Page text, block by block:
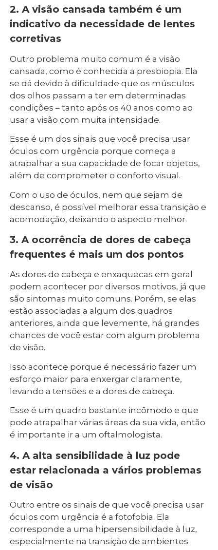
2. A visão cansada também é um
indicativo da necessidade de lentes
corretivas
Outro problema muito comum é a visão
cansada, como é conhecida a presbiopia. Ela
se dá devido à dificuldade que os músculos
dos olhos passam a ter em determinadas
condições – tanto após os 40 anos como ao
usar a visão com muita intensidade.
Esse é um dos sinais que você precisa usar
óculos com urgência porque começa a
atrapalhar a sua capacidade de focar objetos,
além de comprometer o conforto visual.
Com o uso de óculos, nem que sejam de
descanso, é possível melhorar essa transição e
acomodação, deixando o aspecto melhor.
3. A ocorrência de dores de cabeça
frequentes é mais um dos pontos
As dores de cabeça e enxaquecas em geral
podem acontecer por diversos motivos, já que
são sintomas muito comuns. Porém, se elas
estão associadas a algum dos quadros
anteriores, ainda que levemente, há grandes
chances de você estar com algum problema
de visão.
Isso acontece porque é necessário fazer um
esforço maior para enxergar claramente,
levando a tensões e a dores de cabeça.
Esse é um quadro bastante incômodo e que
pode atrapalhar várias áreas da sua vida, então
é importante ir a um oftalmologista.
4. A alta sensibilidade à luz pode
estar relacionada a vários problemas
de visão
Outro entre os sinais de que você precisa usar
óculos com urgência é a fotofobia. Ela
corresponde a uma hipersensibilidade à luz,
especialmente na transição de ambientes